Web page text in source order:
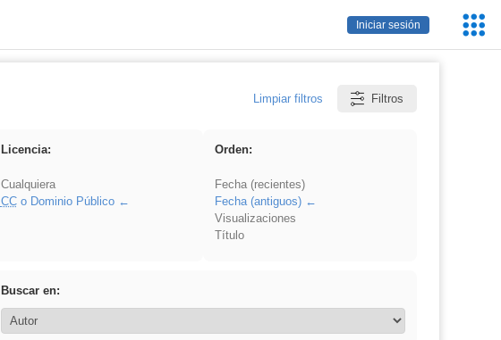
Iniciar sesión
Limpiar filtros Filtros
Licencia:
Cualquiera
CCo Dominio Público
Orden:
Fecha (recientes)
Fecha (antiguos)
Visualizaciones
Título
Buscar en: